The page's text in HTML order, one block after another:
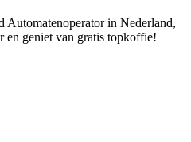
Automatenoperator in Nederland,
en geniet van gratis topkoffie!